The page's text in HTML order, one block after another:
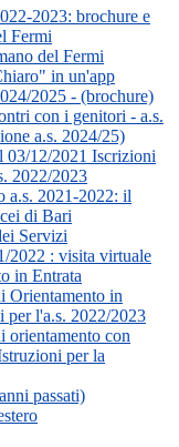
2023: brochure e
Fermi
del Fermi
in un'app
2025 - (brochure)
con i genitori - a.s.
a.s. 2024/25)
03/12/2021 Iscrizioni
2022/2023
a.s. 2021-2022: il
di Bari
Servizi
2022 : visita virtuale
in Entrata
Orientamento in
per l'a.s. 2022/2023
orientamento con
per la
passati)